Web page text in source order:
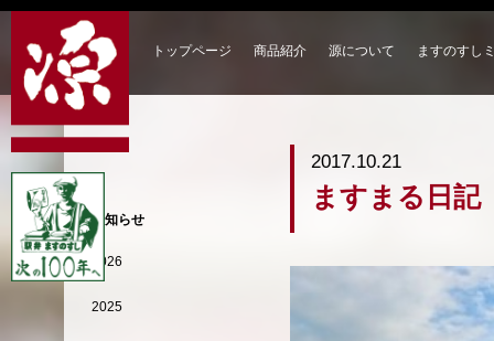
トップページ 商品紹介 源について ますのすし
2017.10.21
ますまる日
お知らせ
2026
2025